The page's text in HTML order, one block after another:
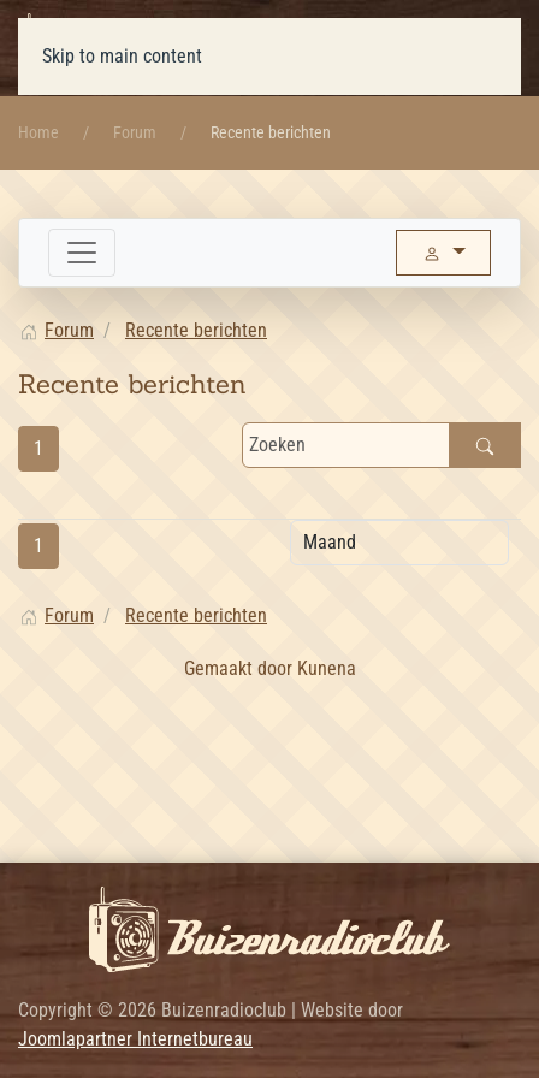
Skip to main content
Home Forum Recente berichten
Forum Recente berichten
Recente berichten
1
1
Forum Recente berichten
Gemaakt door Kunena
Copyright © 2026 Buizenradioclub | Website door
Joomlapartner Internetbureau